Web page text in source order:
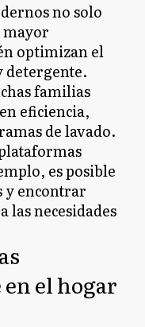
no solo
optimizan el
detergente.
familias
eficiencia,
de lavado.
es posible
y encontrar
las necesidades
el hogar